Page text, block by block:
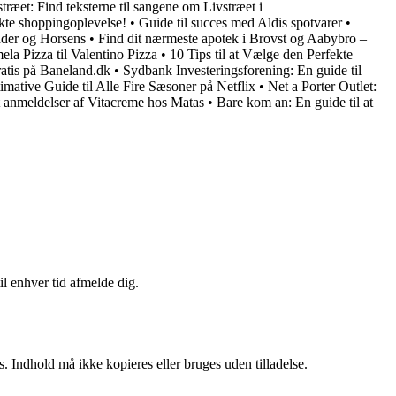
Find teksterne til sangene om Livstræet i
shoppingoplevelse! • Guide til succes med Aldis spotvarer•
og Horsens • Find dit nærmeste apotek i Brovst og Aabybro –
Pizza til Valentino Pizza • 10 Tips til at Vælge den Perfekte
på Baneland.dk • Sydbank Investeringsforening: En guide til
Guide til Alle Fire Sæsoner på Netflix • Net a Porter Outlet:
af Vitacreme hos Matas • Bare kom an: En guide til at
enhver tid afmelde dig.
må ikke kopieres eller bruges uden tilladelse.